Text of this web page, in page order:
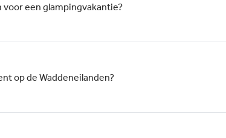
voor een glampingvakantie?
op de Waddeneilanden?